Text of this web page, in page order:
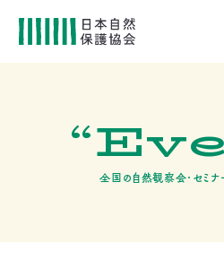
All
全国の自然観察会・セミ